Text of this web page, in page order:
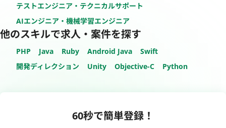
テストエンジニア・テクニカルサポート
AIエンジニア・機械学習エンジニア
他のスキルで求人・案件を探す
PHP Java Ruby Android Java
Swift
開発ディレクション
Unity Objective-C Python
60秒で簡単登録！